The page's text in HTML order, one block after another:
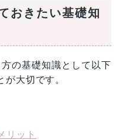
おきたい基礎知
の基礎知識として以下
大切です。
リット